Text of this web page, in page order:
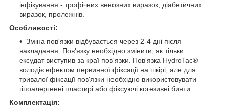
інфікування - трофічних венозних виразок, діабетичних
виразок, пролежнів.
Особливості:
Зміна пов'язки відбувається через 2-4 дні після
накладання. Пов'язку необхідно змінити, як тільки
ексудат виступив за краї пов'язки. Пов'язка HydroTac®
володіє ефектом первинної фіксації на шкірі, але для
тривалої фіксації пов'язки необхідно використовувати
гіпоалергенні пластирі або фіксуючі когезивні бинти.
Комплектація: